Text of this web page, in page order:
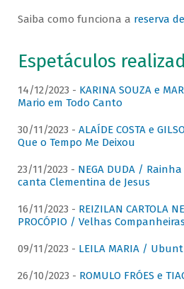
Saiba como funciona a reserva
Espetáculos
14/12/2023 - KARINA SOUZA e
Mario em Todo Canto
30/11/2023 - ALAÍDE COSTA e
Que o Tempo Me Deixou
23/11/2023 - NEGA DUDA /
canta Clementina de Jesus
16/11/2023 - REIZILAN CARTOLA
PROCÓPIO / Velhas Companheiras
09/11/2023 - LEILA MARIA /
26/10/2023 - ROMULO FRÓES e